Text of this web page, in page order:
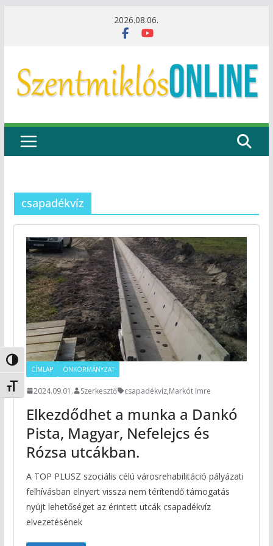
Nagy kontraszt váltása
Betűméret váltása
2026.08.06.
csapadékvíz
CÍMLAP ÖNKORMÁNYZAT
2024.09.01. Szerkesztő csapadékvíz,Markót Imre
Elkezdődhet a munka a Dankó
Pista, Magyar, Nefelejcs és
Rózsa utcákban.
A TOP PLUSZ szociális célú városrehabilitáció pályázati
felhívásban elnyert vissza nem térítendő támogatás
nyújt lehetőséget az érintett utcák csapadékvíz
elvezetésének